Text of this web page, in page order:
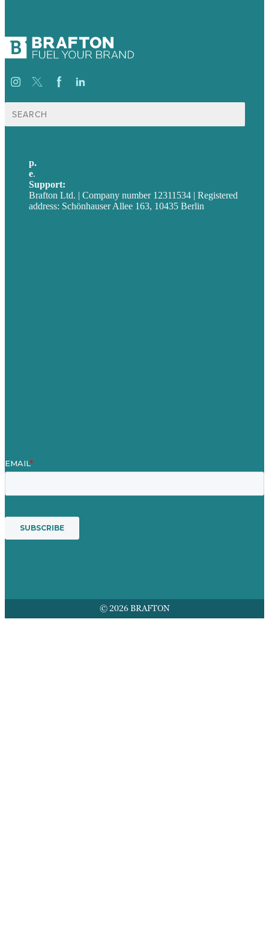
Suche
nach:
p.
e.
Support:
Brafton Ltd. | Company number 12311534 | Registered
address: Schönhauser Allee 163, 10435 Berlin
© 2026 BRAFTON